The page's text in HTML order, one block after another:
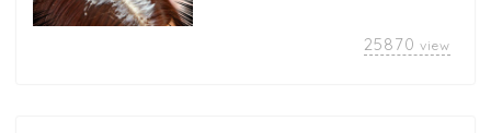
25870 view